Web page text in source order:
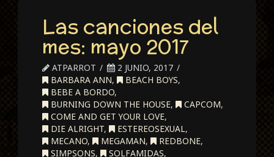
Las canciones del
mes: mayo 2017
ATPARROT
2 JUNIO, 2017
BARBARA ANN, BEACH BOYS,
BEBE A BORDO,
BURNING DOWN THE HOUSE, CAPCOM,
COME AND GET YOUR LOVE,
DIE ALRIGHT, ESTEREOSEXUAL,
MECANO, MEGAMAN, REDBONE,
SIMPSONS, SOLFAMIDAS,